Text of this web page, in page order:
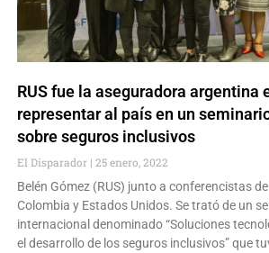
RUS fue la aseguradora argentina
representar al país en un
sobre seguros inclusivos
El Disparador 25 enero, 2022
Belén Gómez (RUS) junto a conferencistas
Colombia y Estados Unidos. Se trató de un
internacional denominado “Soluciones
el desarrollo de los seguros inclusivos” que